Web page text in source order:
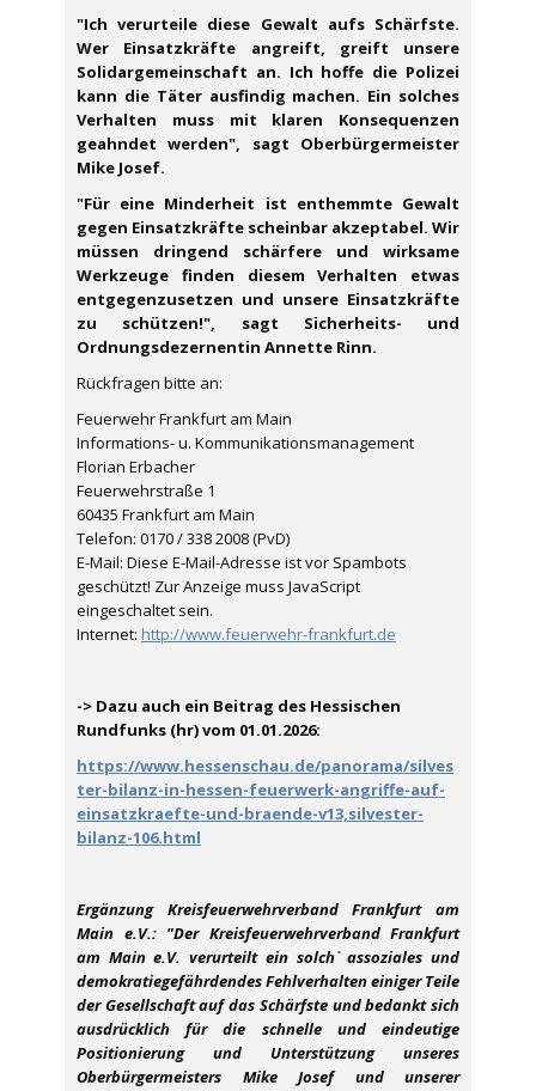
"Ich verurteile diese Gewalt aufs Schärfste.
Wer Einsatzkräfte angreift, greift unsere
Solidargemeinschaft an. Ich hoffe die Polizei
kann die Täter ausfindig machen. Ein solches
Verhalten muss mit klaren Konsequenzen
geahndet werden", sagt Oberbürgermeister
Mike Josef.
"Für eine Minderheit ist enthemmte Gewalt
gegen Einsatzkräfte scheinbar akzeptabel. Wir
müssen dringend schärfere und wirksame
Werkzeuge finden diesem Verhalten etwas
entgegenzusetzen und unsere Einsatzkräfte
zu schützen!", sagt Sicherheits- und
Ordnungsdezernentin Annette Rinn.
Rückfragen bitte an:
Feuerwehr Frankfurt am Main
Informations- u. Kommunikationsmanagement
Florian Erbacher
Feuerwehrstraße 1
60435 Frankfurt am Main
Telefon: 0170 / 338 2008 (PvD)
E-Mail: Diese E-Mail-Adresse ist vor Spambots
geschützt! Zur Anzeige muss JavaScript
eingeschaltet sein.
Internet: http://www.feuerwehr-frankfurt.de
-> Dazu auch ein Beitrag des Hessischen
Rundfunks (hr) vom 01.01.2026:
https://www.hessenschau.de/panorama/silves
ter-bilanz-in-hessen-feuerwerk-angriffe-auf-
einsatzkraefte-und-braende-v13,silvester-
bilanz-106.html
Ergänzung Kreisfeuerwehrverband Frankfurt am
Main e.V.: "Der Kreisfeuerwehrverband Frankfurt
am Main e.V. verurteilt ein solch` assoziales und
demokratiegefährdendes Fehlverhalten einiger Teile
der Gesellschaft auf das Schärfste und bedankt sich
ausdrücklich für die schnelle und eindeutige
Positionierung und Unterstützung unseres
Oberbürgermeisters Mike Josef und unserer